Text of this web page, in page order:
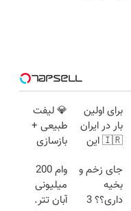
برای اولین
بار در ایران
🇮🇷 این
ترمیم کننده
23 روزه
ساخت!
💎 لیفت
طبیعی +
بازسازی
کاهش
چین‌وچروک؛
مشاوره
جای زخم و
بخیه
داری؟؟ 3
وام 200
میلیونی
آبان تتر.